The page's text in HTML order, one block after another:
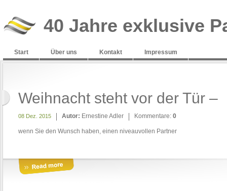
40 Jahre exklusive
Start Über uns Kontakt Impressum
Weihnacht steht vor der Tür –
08 Dez. 2015 Autor: Ernestine Adler Kommentare: 0
wenn Sie den Wunsch haben, einen niveauvollen Partner